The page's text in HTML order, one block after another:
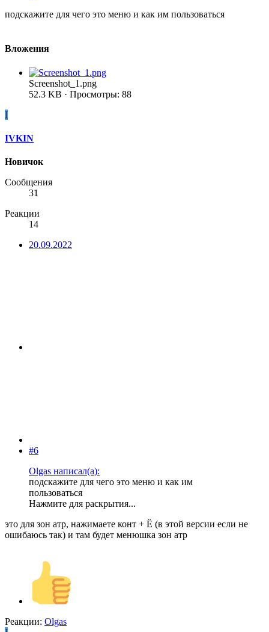
подскажите для чего это меню и как им пользоваться
Вложения
Screenshot_1.png
52.3 KB · Просмотры: 88
I
IVKIN
Новичок
Сообщения
31
Реакции
14
20.09.2022
#6
Olgas написал(а):
подскажите для чего это меню и как им
пользоваться
Нажмите для раскрытия...
это для зон атр, нажимаете конт + Ё (в этой версии если не
ошибаюсь так) и там будет менюшка зон атр
Реакции: Olgas